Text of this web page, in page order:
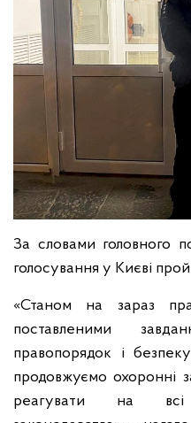
За словами головного
голосування у Києві
«Станом на зараз
поставленими
правопорядок і
продовжуємо охоронні
реагувати на